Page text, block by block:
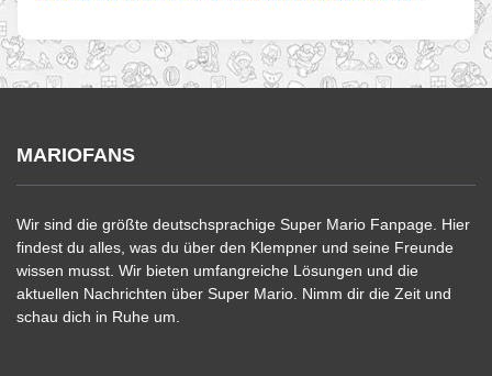
MARIOFANS
Wir sind die größte deutschsprachige Super Mario Fanpage. Hier
findest du alles, was du über den Klempner und seine Freunde
wissen musst. Wir bieten umfangreiche Lösungen und die
aktuellen Nachrichten über Super Mario. Nimm dir die Zeit und
schau dich in Ruhe um.